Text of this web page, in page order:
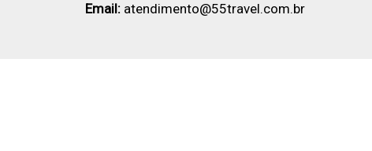
Email: atendimento@55travel.com.br